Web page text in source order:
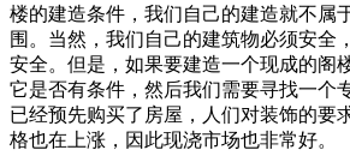
楼的建造条件，我们自己的建造就不属
围。当然，我们自己的建筑物必须安全
安全。但是，如果要建造一个现成的阁
它是否有条件，然后我们需要寻找一个
已经预先购买了房屋，人们对装饰的要
格也在上涨，因此现浇市场也非常好。